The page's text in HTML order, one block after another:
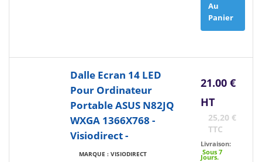
Au
Panier
Dalle Ecran 14 LED
Pour Ordinateur
Portable ASUS N82JQ
WXGA 1366X768 -
Visiodirect -
MARQUE : VISIODIRECT
21.00 €
HT
25,20 €
TTC
Livraison:
Sous 7
Jours.